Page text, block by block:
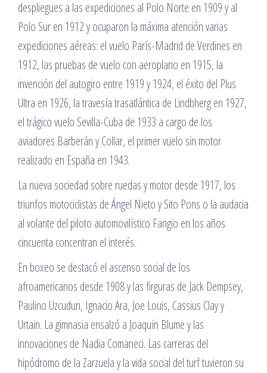
despliegues a las expediciones al Polo Norte en 1909 y al
Polo Sur en 1912 y ocuparon la máxima atención varias
expediciones aéreas: el vuelo París-Madrid de Verdines en
1912, las pruebas de vuelo con aeroplano en 1915, la
invención del autogiro entre 1919 y 1924, el éxito del Plus
Ultra en 1926, la travesía trasatlántica de Lindbherg en 1927,
el trágico vuelo Sevilla-Cuba de 1933 a cargo de los
aviadores Barberán y Collar, el primer vuelo sin motor
realizado en España en 1943.
La nueva sociedad sobre ruedas y motor desde 1917, los
triunfos motociclistas de Ángel Nieto y Sito Pons o la audacia
al volante del piloto automovilístico Fangio en los años
cincuenta concentran el interés.
En boxeo se destacó el ascenso social de los
afroamericanos desde 1908 y las firguras de Jack Dempsey,
Paulino Uzcudun, Ignacio Ara, Joe Louis, Cassius Clay y
Urtain. La gimnasia ensalzó a Joaquín Blume y las
innovaciones de Nadia Comaneci. Las carreras del
hipódromo de la Zarzuela y la vida social del turf tuvieron su